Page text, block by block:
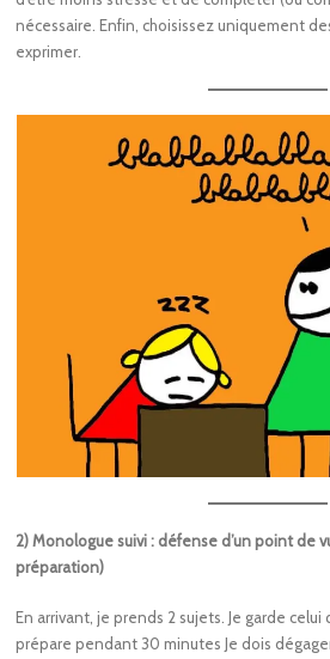
nécessaire. Enfin, choisissez uniquement
exprimer.
2) Monologue suivi : défense d’un point de
préparation)
En arrivant, je prends 2 sujets. Je garde
prépare pendant 30 minutes Je dois